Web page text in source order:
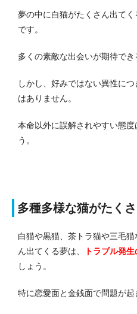
夢の中に白猫がたくさん出てく
です。
多くの素敵な出会いが期待でき
しかし、好みではない異性に
はありません。
本命以外に誤解されやすい態
う。
多種多様な猫がたく
白猫や黒猫、茶トラ猫や三毛
ん出てくる夢は、
トラブル発
しょう。
特に恋愛面と金銭面で問題が起